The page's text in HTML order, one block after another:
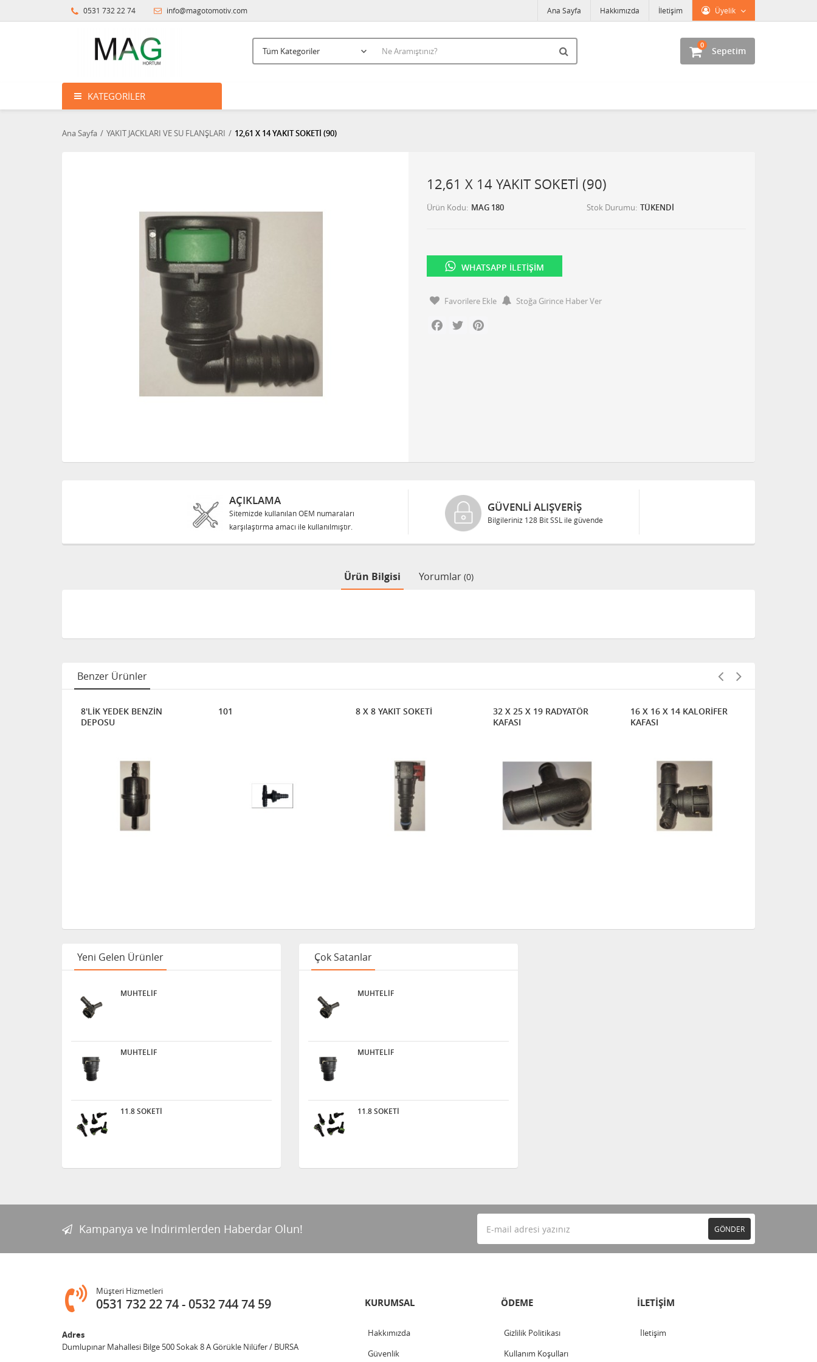
0531 732 22 74 info@magotomotiv.com Üyelik
Ana Sayfa Hakkımızda İletişim
Sepetim
0
KATEGORILER
Ana Sayfa YAKIT JACKLARI VE SU FLANŞLARI 12,61 X 14 YAKIT SOKETİ (90)
12,61 X 14 YAKIT SOKETİ (90)
Ürün Kodu MAG 180 Stok Durumu TÜKENDİ
WHATSAPP İLETIŞIM
Favorilere Ekle
Stoğa Girince Haber Ver
Facebook
Twitter
AÇIKLAMA
Sitemizde kullanılan OEM numaraları
karşılaştırma amacı ile kullanılmıştır.
GÜVENLI ALIŞVERIŞ
Bilgileriniz 128 Bit SSL ile güvende
Ürün Bilgisi Yorumlar (0)
Benzer Ürünler
8'LİK YEDEK BENZİN
DEPOSU
101 8 X 8 YAKIT SOKETİ
32 X 25 X 19 RADYATÖR
KAFASI
16 X 16 X 14 KALORİFER
KAFASI
Yeni Gelen Ürünler
MUHTELİF
MUHTELİF
11.8 SOKETİ
Çok Satanlar
MUHTELİF
MUHTELİF
11.8 SOKETİ
Kampanya ve İndirimlerden Haberdar Olun! GÖNDER
Müşteri Hizmetleri
0531 732 22 74 0532 744 74 59
Adres
Dumlupınar Mahallesi Bilge 500 Sokak 8 A Görükle Nilüfer / BURSA
KURUMSAL
Hakkımızda
Güvenlik
ÖDEME
Gizlilik Politikası
Kullanım Koşulları
İLETİŞİM
İletişim